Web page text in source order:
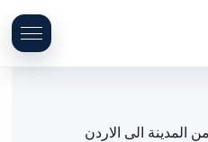
المدينة الى الاردن